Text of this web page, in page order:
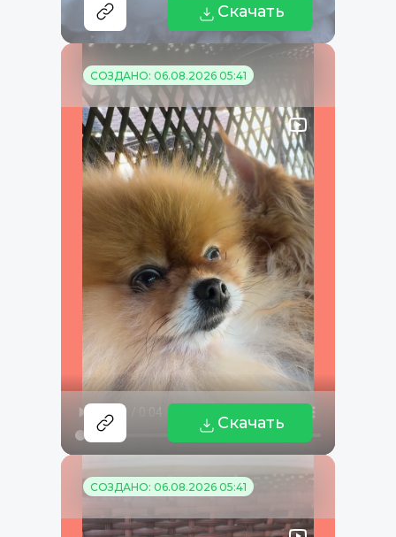
Скачать
СОЗДАНО: 06.08.2026 05:41
Скачать
СОЗДАНО: 06.08.2026 05:41